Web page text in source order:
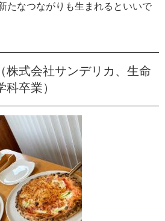
たなつながりも生まれるといいで
式会社サンデリカ、生命
科卒業）